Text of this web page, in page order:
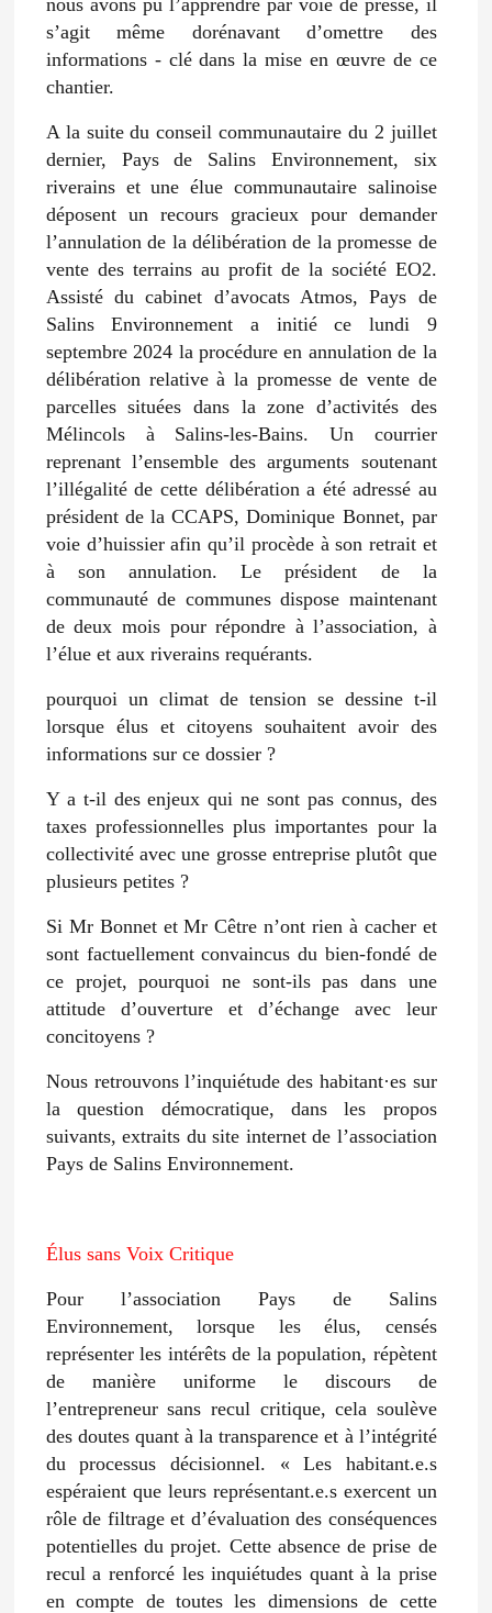
s’agit même dorénavant d’omettre des
informations - clé dans la mise en œuvre de ce
chantier.
A la suite du conseil communautaire du 2 juillet
dernier, Pays de Salins Environnement, six
riverains et une élue communautaire salinoise
déposent un recours gracieux pour demander
l’annulation de la délibération de la promesse de
vente des terrains au profit de la société EO2.
Assisté du cabinet d’avocats Atmos, Pays de
Salins Environnement a initié ce lundi 9
septembre 2024 la procédure en annulation de la
délibération relative à la promesse de vente de
parcelles situées dans la zone d’activités des
Mélincols à Salins-les-Bains. Un courrier
reprenant l’ensemble des arguments soutenant
l’illégalité de cette délibération a été adressé au
président de la CCAPS, Dominique Bonnet, par
voie d’huissier afin qu’il procède à son retrait et
à son annulation. Le président de la
communauté de communes dispose maintenant
de deux mois pour répondre à l’association, à
l’élue et aux riverains requérants.
pourquoi un climat de tension se dessine t-il
lorsque élus et citoyens souhaitent avoir des
informations sur ce dossier ?
Y a t-il des enjeux qui ne sont pas connus, des
taxes professionnelles plus importantes pour la
collectivité avec une grosse entreprise plutôt que
plusieurs petites ?
Si Mr Bonnet et Mr Cêtre n’ont rien à cacher et
sont factuellement convaincus du bien-fondé de
ce projet, pourquoi ne sont-ils pas dans une
attitude d’ouverture et d’échange avec leur
concitoyens ?
Nous retrouvons l’inquiétude des habitant·es sur
la question démocratique, dans les propos
suivants, extraits du site internet de l’association
Pays de Salins Environnement.
Élus sans Voix Critique
Pour l’association Pays de Salins
Environnement, lorsque les élus, censés
représenter les intérêts de la population, répètent
de manière uniforme le discours de
l’entrepreneur sans recul critique, cela soulève
des doutes quant à la transparence et à l’intégrité
du processus décisionnel. « Les habitant.e.s
espéraient que leurs représentant.e.s exercent un
rôle de filtrage et d’évaluation des conséquences
potentielles du projet. Cette absence de prise de
recul a renforcé les inquiétudes quant à la prise
en compte de toutes les dimensions de cette